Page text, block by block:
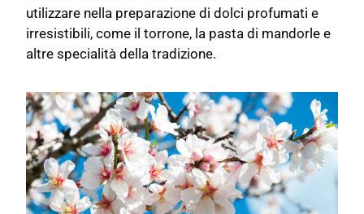
utilizzare nella preparazione di dolci profumati e
irresistibili, come il torrone, la pasta di mandorle e
altre specialità della tradizione.